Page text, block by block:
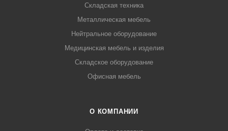
Складская техника
Металлическая мебель
Нейтральное оборудование
Медицинская мебель и изделия
Складское оборудование
Офисная мебель
О КОМПАНИИ